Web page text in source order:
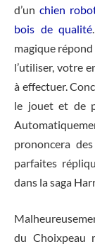
d’un chien
bois de qualité
magique
l’utiliser, votre
à effectuer.
le jouet et de
prononcera
parfaites
dans la saga
du Choixpeau